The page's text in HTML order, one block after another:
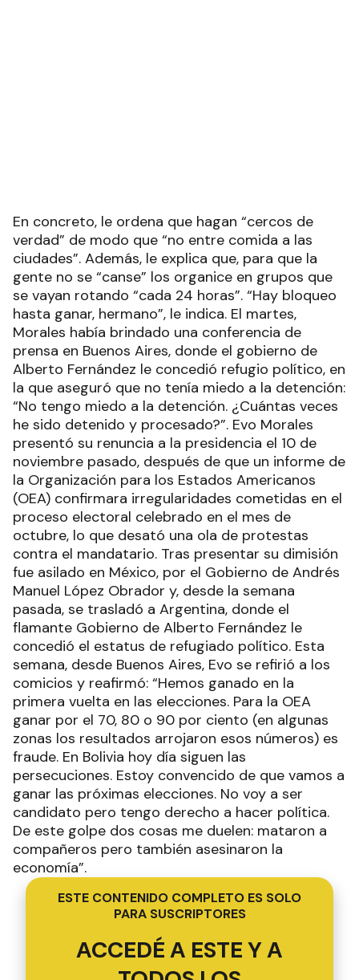
En concreto, le ordena que hagan “cercos de
verdad” de modo que “no entre comida a las
ciudades”. Además, le explica que, para que la
gente no se “canse” los organice en grupos que
se vayan rotando “cada 24 horas”. “Hay bloqueo
hasta ganar, hermano”, le indica. El martes,
Morales había brindado una conferencia de
prensa en Buenos Aires, donde el gobierno de
Alberto Fernández le concedió refugio político, en
la que aseguró que no tenía miedo a la detención:
“No tengo miedo a la detención. ¿Cuántas veces
he sido detenido y procesado?”. Evo Morales
presentó su renuncia a la presidencia el 10 de
noviembre pasado, después de que un informe de
la Organización para los Estados Americanos
(OEA) confirmara irregularidades cometidas en el
proceso electoral celebrado en el mes de
octubre, lo que desató una ola de protestas
contra el mandatario. Tras presentar su dimisión
fue asilado en México, por el Gobierno de Andrés
Manuel López Obrador y, desde la semana
pasada, se trasladó a Argentina, donde el
flamante Gobierno de Alberto Fernández le
concedió el estatus de refugiado político. Esta
semana, desde Buenos Aires, Evo se refirió a los
comicios y reafirmó: “Hemos ganado en la
primera vuelta en las elecciones. Para la OEA
ganar por el 70, 80 o 90 por ciento (en algunas
zonas los resultados arrojaron esos números) es
fraude. En Bolivia hoy día siguen las
persecuciones. Estoy convencido de que vamos a
ganar las próximas elecciones. No voy a ser
candidato pero tengo derecho a hacer política.
De este golpe dos cosas me duelen: mataron a
compañeros pero también asesinaron la
economía”.
ESTE CONTENIDO COMPLETO ES SOLO
PARA SUSCRIPTORES
ACCEDÉ A ESTE Y A